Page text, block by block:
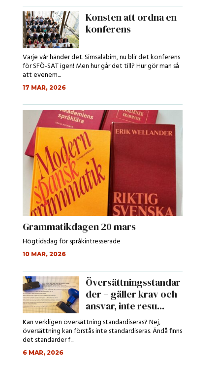
Konsten att ordna en
konferens
Varje vår händer det. Simsalabim, nu blir det konferens
för SFÖ-SAT igen! Men hur går det till? Hur gör man så
att evenem...
17 MAR, 2026
Grammatikdagen 20 mars
Högtidsdag för språkintresserade
10 MAR, 2026
Översättningsstandar
der – gäller krav och
ansvar, inte resu...
Kan verkligen översättning standardiseras? Nej,
översättning kan förstås inte standardiseras. Ändå finns
det standarder f...
6 MAR, 2026